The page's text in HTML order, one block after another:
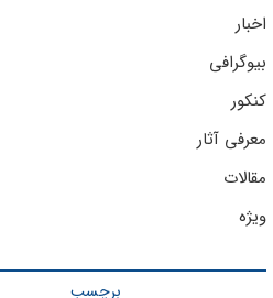
اخبار
بیوگرافی
کنکور
معرفی آثار
مقالات
ویژه
برچسب